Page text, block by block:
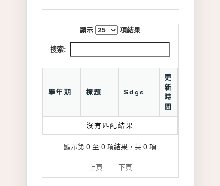
顯示 項結果
搜索:
學年期 標題 Sdgs
更
新
時
間
沒有匹配結果
顯示第 0 至 0 項結果，共 0 項
上頁 下頁